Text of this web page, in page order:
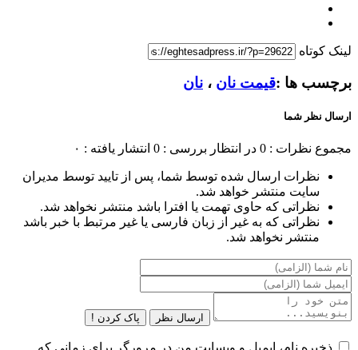
لینک کوتاه
برچسب ها :قیمت نان ، نان
ارسال نظر شما
مجموع نظرات : 0 در انتظار بررسی : 0 انتشار یافته : ۰
نظرات ارسال شده توسط شما، پس از تایید توسط مدیران
سایت منتشر خواهد شد.
نظراتی که حاوی تهمت یا افترا باشد منتشر نخواهد شد.
نظراتی که به غیر از زبان فارسی یا غیر مرتبط با خبر باشد
منتشر نخواهد شد.
ارسال نظر پاک کردن !